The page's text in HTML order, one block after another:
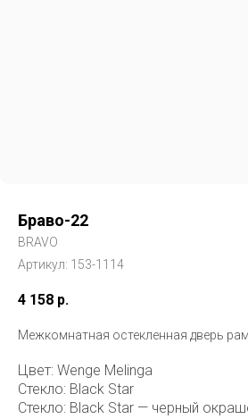
Браво-22
BRAVO
Артикул: 153-1114
4 158 р.
Межкомнатная остекленная дверь
Цвет: Wenge Melinga
Стекло: Black Star
Стекло: Black Star — черный